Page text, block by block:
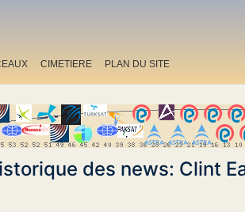
CIMETIERE PLAN DU SITE
des news: Clint